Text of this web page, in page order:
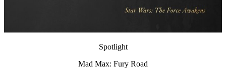
Spotlight
Mad Max: Fury Road